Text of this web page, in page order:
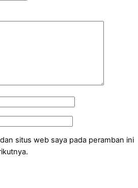
situs web saya pada peramban ini